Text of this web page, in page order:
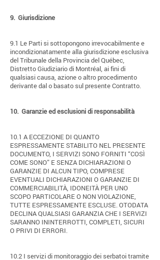
9. Giurisdizione
9.1 Le Parti si sottopongono irrevocabilmente e
incondizionatamente alla giurisdizione esclusiva
del Tribunale della Provincia del Québec,
Distretto Giudiziario di Montréal, ai fini di
qualsiasi causa, azione o altro procedimento
derivante dal o basato sul presente Contratto.
10. Garanzie ed esclusioni di responsabilità
10.1 A ECCEZIONE DI QUANTO
ESPRESSAMENTE STABILITO NEL PRESENTE
DOCUMENTO, I SERVIZI SONO FORNITI “COSÌ
COME SONO” E SENZA DICHIARAZIONI O
GARANZIE DI ALCUN TIPO, COMPRESE
EVENTUALI DICHIARAZIONI O GARANZIE DI
COMMERCIABILITÀ, IDONEITÀ PER UNO
SCOPO PARTICOLARE O NON VIOLAZIONE,
TUTTE ESPRESSAMENTE ESCLUSE. OTODATA
DECLINA QUALSIASI GARANZIA CHE I SERVIZI
SARANNO ININTERROTTI, COMPLETI, SICURI
O PRIVI DI ERRORI.
10.2 I servizi di monitoraggio dei serbatoi tramite